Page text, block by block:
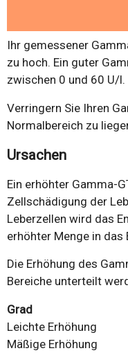
Ihr gemessener
zu hoch. Ein guter
zwischen 0 und 60 U/l.
Verringern Sie Ihren
Normalbereich zu
Ursachen
Ein erhöhter Gamma-
Zellschädigung der
Leberzellen wird das
erhöhter Menge in
Die Erhöhung des
Bereiche unterteilt
Grad
Leichte Erhöhung
Mäßige Erhöhung